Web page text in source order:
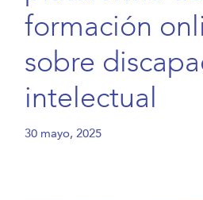
formación
sobre
intelectual
30 mayo, 2025